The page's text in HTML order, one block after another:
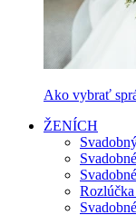
Ako vybrať
ŽENÍCH
Rozlúčka